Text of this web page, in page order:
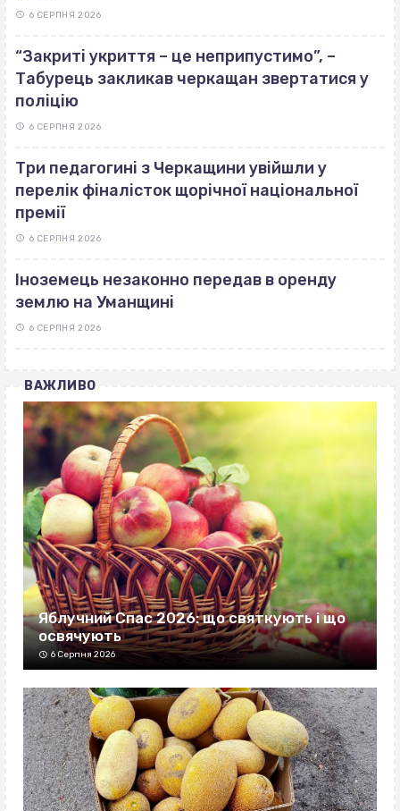
6 СЕРПНЯ 2026
“Закриті укриття – це неприпустимо”, –
Табурець закликав черкащан звертатися у
поліцію
6 СЕРПНЯ 2026
Три педагогині з Черкащини увійшли у
перелік фіналісток щорічної національної
премії
6 СЕРПНЯ 2026
Іноземець незаконно передав в оренду
землю на Уманщині
6 СЕРПНЯ 2026
ВАЖЛИВО
Яблучний Спас 2026: що святкують і що
освячують
6 Серпня 2026